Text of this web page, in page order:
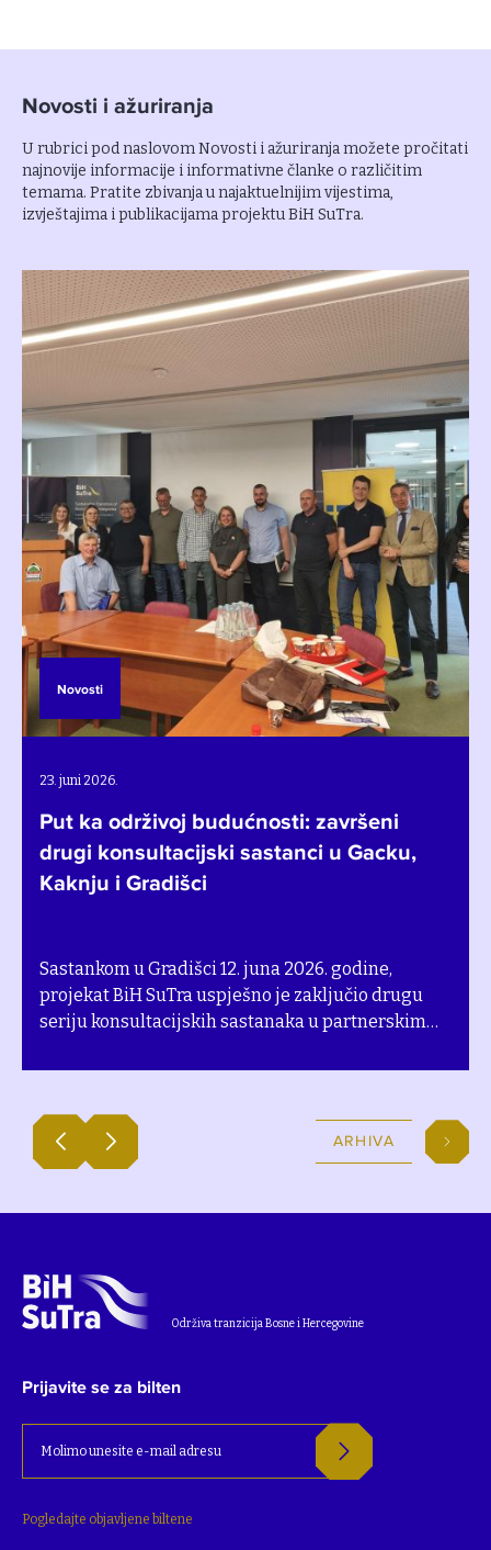
Novosti i ažuriranja
U rubrici pod naslovom Novosti i ažuriranja možete pročitati
najnovije informacije i informativne članke o različitim
temama. Pratite zbivanja u najaktuelnijim vijestima,
izvještajima i publikacijama projektu BiH SuTra.
Novosti
23. juni 2026.
Put ka održivoj budućnosti: završeni
drugi konsultacijski sastanci u Gacku,
Kaknju i Gradišci
Sastankom u Gradišci 12. juna 2026. godine,
projekat BiH SuTra uspješno je zaključio drugu
seriju konsultacijskih sastanaka u partnerskim
održani u Gacku (8. juna) i Kaknju (10. juna) okupili
sektor kako bi zajednički definisali konkretne
korake za Tranzicijske planove do 2050. godine.
ARHIVA
Održiva tranzicija Bosne i Hercegovine
Prijavite se za bilten
Pogledajte objavljene biltene